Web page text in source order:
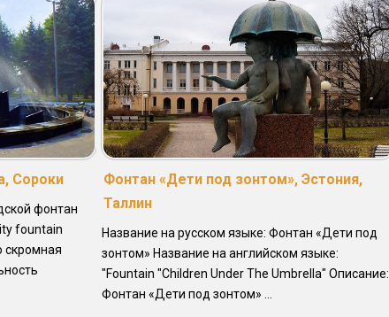
Сороки
фонтан
fountain
скромная
Фонтан «Дети под зонтом», Эстония,
Таллин
Название на русском языке: Фонтан «Дети под
зонтом» Название на английском языке:
"Fountain "Children Under The Umbrella" Описание:
Фонтан «Дети под зонтом» ...